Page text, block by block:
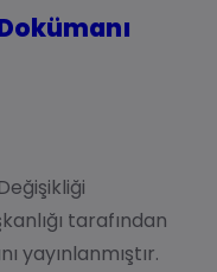
tarafından
yayınlanmıştır.